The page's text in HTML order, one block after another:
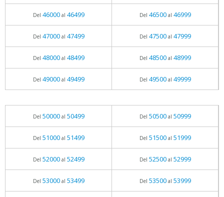
Del 46000al 46499 Del 46500al 46999
Del 47000al 47499 Del 47500al 47999
Del 48000al 48499 Del 48500al 48999
Del 49000al 49499 Del 49500al 49999
Del 50000al 50499 Del 50500al 50999
Del 51000al 51499 Del 51500al 51999
Del 52000al 52499 Del 52500al 52999
Del 53000al 53499 Del 53500al 53999